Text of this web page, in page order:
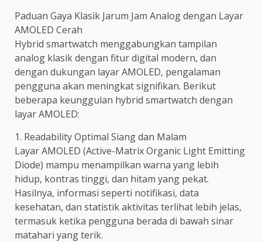
Paduan Gaya Klasik Jarum Jam Analog dengan Layar
AMOLED Cerah
Hybrid smartwatch menggabungkan tampilan
analog klasik dengan fitur digital modern, dan
dengan dukungan layar AMOLED, pengalaman
pengguna akan meningkat signifikan. Berikut
beberapa keunggulan hybrid smartwatch dengan
layar AMOLED:
1. Readability Optimal Siang dan Malam
Layar AMOLED (Active-Matrix Organic Light Emitting
Diode) mampu menampilkan warna yang lebih
hidup, kontras tinggi, dan hitam yang pekat.
Hasilnya, informasi seperti notifikasi, data
kesehatan, dan statistik aktivitas terlihat lebih jelas,
termasuk ketika pengguna berada di bawah sinar
matahari yang terik.